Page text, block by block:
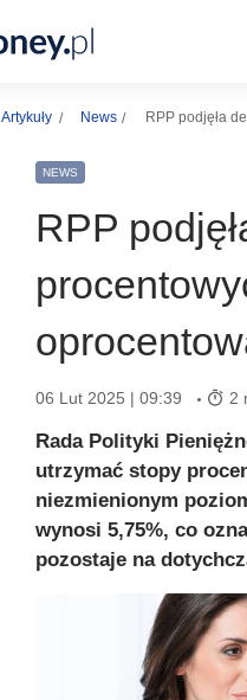
Artykuły News RPP podjęła
NEWS
RPP
06 Lut 2025 | 09:39 2
Rada Polityki
utrzymać stopy
niezmienionym
wynosi 5,75%, co
pozostaje na